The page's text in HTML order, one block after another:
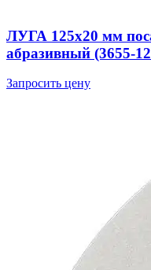
ЛУГА 125х20 мм
абразивный (3655-
Запросить цену